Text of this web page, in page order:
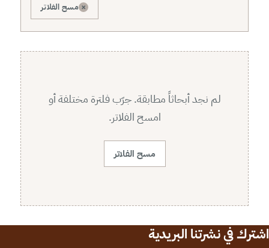
× مسح الفلاتر
لم نجد أبحاثاً مطابقة. جرّب فلترة مختلفة أو
امسح الفلاتر.
مسح الفلاتر
اشترك في نشرتنا البريدية